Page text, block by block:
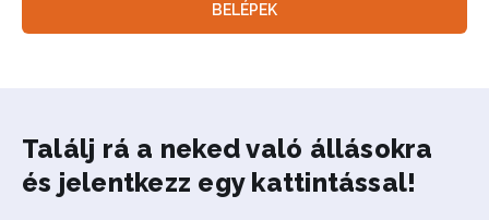
Találj rá a neked való állásokra
és jelentkezz egy kattintással!
BELÉPEK